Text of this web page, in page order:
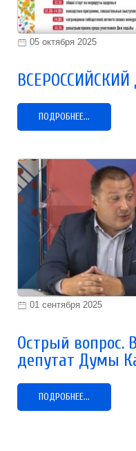
05 октября 2025
ПОДРОБНЕЕ...
01 сентября 2025
Острый вопрос.
депутат Думы
ПОДРОБНЕЕ...